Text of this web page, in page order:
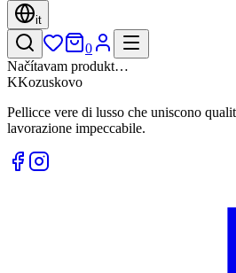
it
0
Načítavam produkt…
KKozuskovo
Pellicce vere di lusso che uniscono
lavorazione impeccabile.